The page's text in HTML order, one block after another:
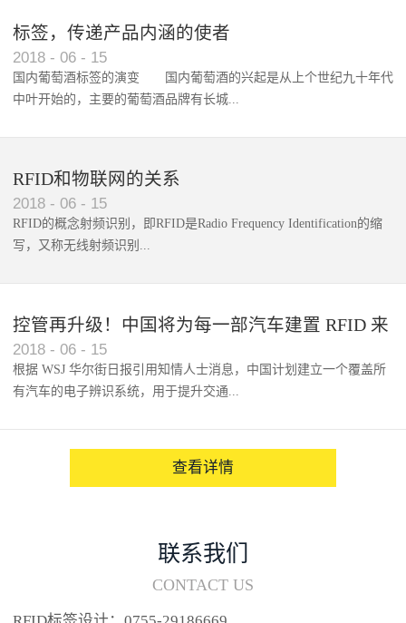
标签，传递产品内涵的使者
2018 - 06 - 15
国内葡萄酒标签的演变 国内葡萄酒的兴起是从上个世纪九十年代
中叶开始的，主要的葡萄酒品牌有长城...
RFID和物联网的关系
2018 - 06 - 15
RFID的概念射频识别，即RFID是Radio Frequency Identification的缩
写，又称无线射频识别...
控管再升级！中国将为每一部汽车建置 RFID 来
架构辨识系统
2018 - 06 - 15
根据 WSJ 华尔街日报引用知情人士消息，中国计划建立一个覆盖所
有汽车的电子辨识系统，用于提升交通...
查看详情
联系我们
CONTACT US